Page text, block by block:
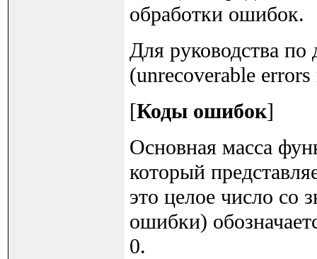
обработки ошибок.
Для руководства
(unrecoverable
[Коды ошибок]
Основная масса
который
это целое число со
ошибки)
0.